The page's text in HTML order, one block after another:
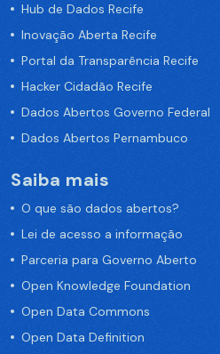
Hub de Dados Recife
Inovação Aberta Recife
Portal da Transparência Recife
Hacker Cidadão Recife
Dados Abertos Governo Federal
Dados Abertos Pernambuco
Saiba mais
O que são dados abertos?
Lei de acesso a informação
Parceria para Governo Aberto
Open Knowledge Foundation
Open Data Commons
Open Data Definition